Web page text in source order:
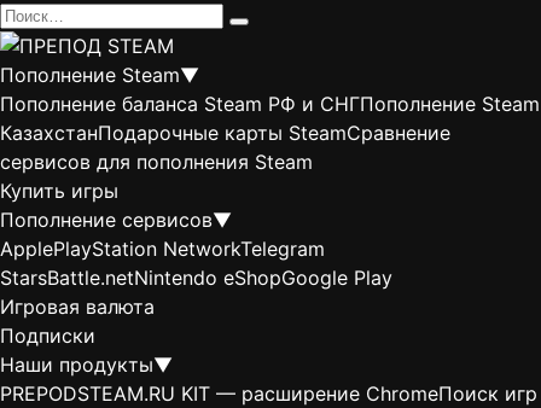
Перейти
к
содержанию
Search
for:
Пополнение Steam▼
Пополнение баланса Steam РФ и СНГПополнение Steam
КазахстанПодарочные карты SteamСравнение
сервисов для пополнения Steam
Купить игры
Пополнение сервисов▼
ApplePlayStation NetworkTelegram
StarsBattle.netNintendo eShopGoogle Play
Игровая валюта
Подписки
Наши продукты▼
PREPODSTEAM.RU KIT — расширение ChromeПоиск игр